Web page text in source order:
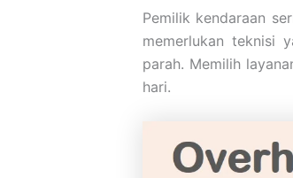
Pemilik kendaraan
memerlukan teknisi
parah. Memilih
hari.